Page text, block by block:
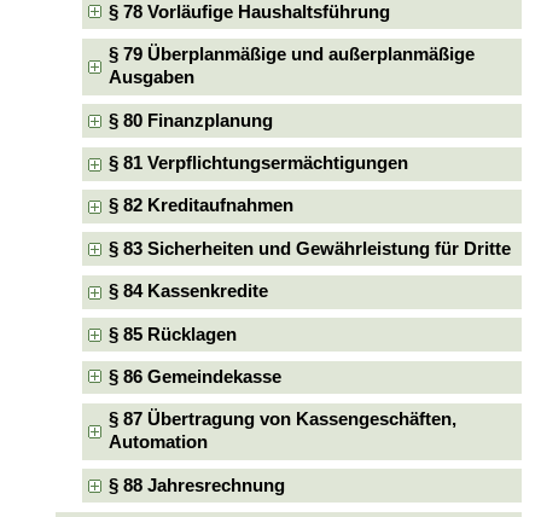
§ 78 Vorläufige Haushaltsführung
§ 79 Überplanmäßige und außerplanmäßige
Ausgaben
§ 80 Finanzplanung
§ 81 Verpflichtungsermächtigungen
§ 82 Kreditaufnahmen
§ 83 Sicherheiten und Gewährleistung für Dritte
§ 84 Kassenkredite
§ 85 Rücklagen
§ 86 Gemeindekasse
§ 87 Übertragung von Kassengeschäften,
Automation
§ 88 Jahresrechnung